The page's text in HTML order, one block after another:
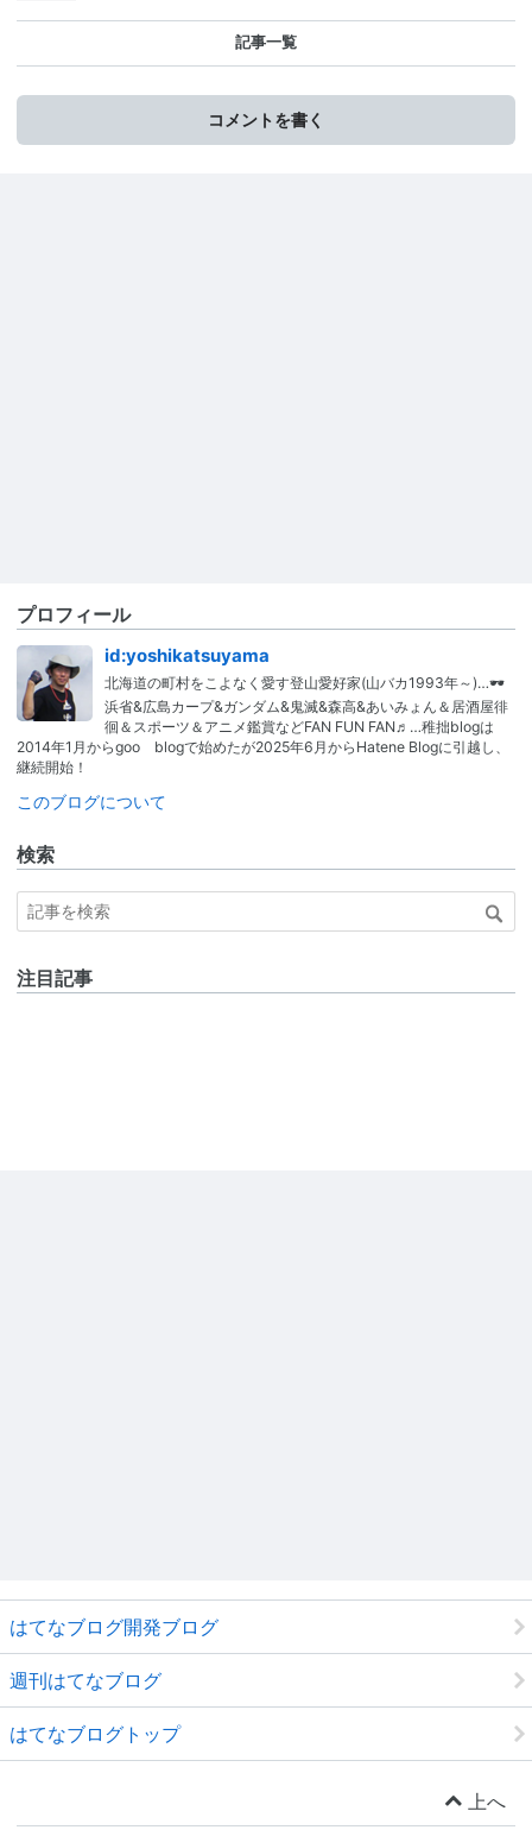
記事一覧
コメントを書く
プロフィール
id:yoshikatsuyama
北海道の町村をこよなく愛す登山愛好家(山バカ1993年～)…🕶
浜省&広島カープ&ガンダム&鬼滅&森高&あいみょん＆居酒屋徘
徊＆スポーツ＆アニメ鑑賞などFAN FUN FAN♬…稚拙blogは
2014年1月からgoo blogで始めたが2025年6月からHatene Blogに引越し、
継続開始！
このブログについて
検索
注目記事
はてなブログ開発ブログ
週刊はてなブログ
はてなブログトップ
上へ